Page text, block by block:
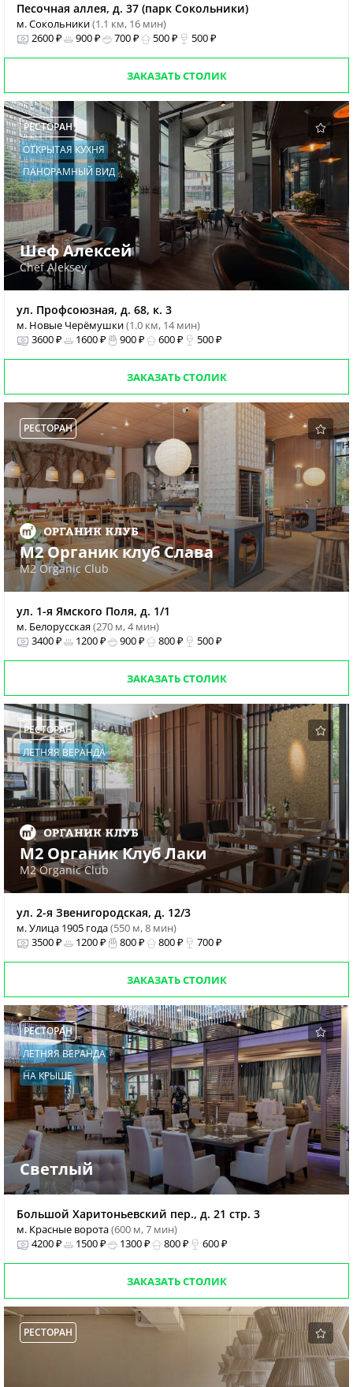
Песочная аллея, д. 37 (парк Сокольники)
м. Сокольники(1.1 км, 16 мин)
2600 ₽
900 ₽ 700 ₽ 500 ₽ 500 ₽
ЗАКАЗАТЬ СТОЛИК
РЕСТОРАН
ОТКРЫТАЯ КУХНЯ
ПАНОРАМНЫЙ ВИД
Шеф Алексей
Chef Aleksey
ул. Профсоюзная, д. 68, к. 3
м. Новые Черёмушки(1.0 км, 14 мин)
3600 ₽
1600 ₽ 900 ₽ 600 ₽ 500 ₽
ЗАКАЗАТЬ СТОЛИК
РЕСТОРАН
М2 Органик клуб Слава
M2 Organic Club
ул. 1-я Ямского Поля, д. 1/1
м. Белорусская(270 м, 4 мин)
3400 ₽
1200 ₽ 900 ₽ 800 ₽ 500 ₽
ЗАКАЗАТЬ СТОЛИК
РЕСТОРАН
ЛЕТНЯЯ ВЕРАНДА
М2 Органик Клуб Лаки
M2 Organic Club
ул. 2-я Звенигородская, д. 12/3
м. Улица 1905 года(550 м, 8 мин)
3500 ₽
1200 ₽ 800 ₽ 800 ₽ 700 ₽
ЗАКАЗАТЬ СТОЛИК
РЕСТОРАН
ЛЕТНЯЯ ВЕРАНДА
НА КРЫШЕ
Светлый
Большой Харитоньевский пер., д. 21 стр. 3
м. Красные ворота(600 м, 7 мин)
4200 ₽
1500 ₽ 1300 ₽ 800 ₽ 600 ₽
ЗАКАЗАТЬ СТОЛИК
РЕСТОРАН